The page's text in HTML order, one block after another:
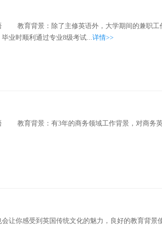
背景：除了主修英语外，大学期间的兼职工
时顺利通过专业8级考试...详情>>
育背景：有3年的商务领域工作背景，对商务
让你感受到英国传统文化的魅力，良好的教育背景